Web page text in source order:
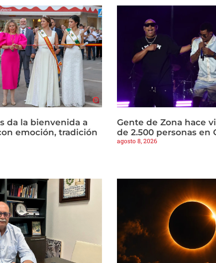
da la bienvenida a
emoción, tradición
Gente de Zona hace
de 2.500 personas en
agosto 8, 2026